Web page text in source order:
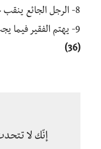
8- الرجل الجائع ينقب حتى في جدارٍ مبنيٍّ بالأجر.
9- يهتم الفقير فيما يجب أن يقترضه، فقط الحكمة.
(36)
إنّك لا